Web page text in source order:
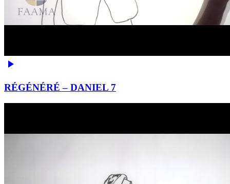
RÉGÉNÉRÉ – DANIEL 7